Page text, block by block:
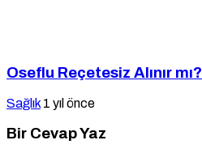
Oseflu Reçetesiz Alınır mı?
Sağlık 1 yıl önce
Bir Cevap Yaz